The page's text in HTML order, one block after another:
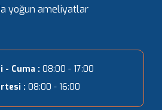
yoğun ameliyatlar
- Cuma : 08:00 - 17:00
: 08:00 - 16:00